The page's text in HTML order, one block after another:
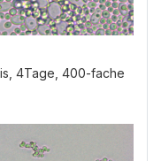
4Tage, 400-fache